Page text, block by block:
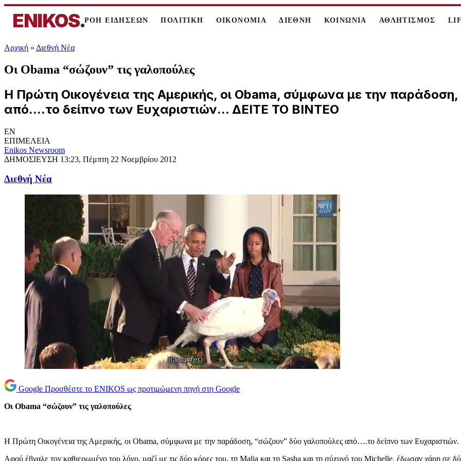
ENIKOS.ΡΟΗ ΕΙΔΗΣΕΩΝ ΠΟΛΙΤΙΚΗ ΟΙΚΟΝΟΜΙΑ ΔΙΕΘΝΗ ΚΟΙΝΩΝΙΑ ΑΘΛΗΤΙΣΜΟΣ
Αρχική » Διεθνή Νέα
Οι Obama “σώζουν” τις γαλοπούλες
Η Πρώτη Οικογένεια της Αμερικής, οι Obama, σύμφωνα με την
από....το δείπνο των Ευχαριστιών... ΔΕΙΤΕ ΤΟ ΒΙΝΤΕΟ
EN
ΕΠΙΜΕΛΕΙΑ
Enikos Newsroom
ΔΗΜΟΣΙΕΥΣΗ 13:23, Πέμπτη 22 Νοεμβρίου 2012
Διεθνή Νέα
Google Προσθέστε το ENIKOS ως προτιμώμενη πηγή στη Google
Οι Obama “σώζουν” τις γαλοπούλες
Η Πρώτη Οικογένεια της Αμερικής, οι Obama, σύμφωνα με την παράδοση, “σώζουν” δύο γαλοπούλες από….το δείπνο των Ευχαριστιών.
Αφού έβγαλε τον καθιερωμένο του λόγο, μαζί με τις δύο κόρες του, τη Malia και τη Sasha και τη σύzυγό του Michelle, έδωσαν χάρη σε